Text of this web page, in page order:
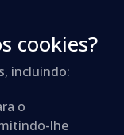
cookies?
incluindo:
o
lhe